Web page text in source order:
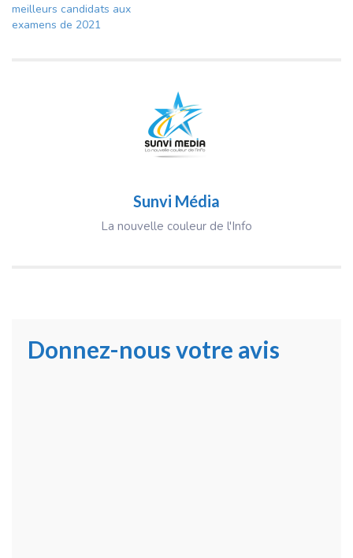
meilleurs candidats aux
examens de 2021
Sunvi Média
La nouvelle couleur de l'Info
Donnez-nous votre avis